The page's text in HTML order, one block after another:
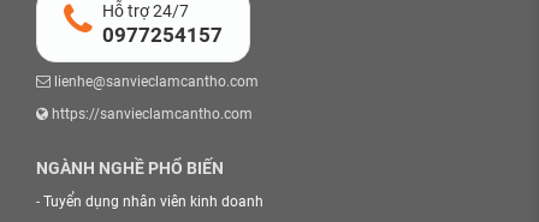
Hỗ trợ 24/7
0977254157
lienhe@sanvieclamcantho.com
https://sanvieclamcantho.com
NGÀNH NGHỀ PHỔ BIẾN
- Tuyển dụng nhân viên kinh doanh